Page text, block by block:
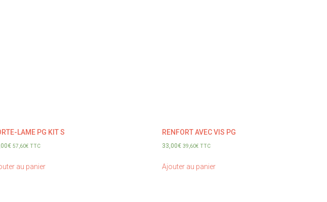
LAME PG KIT S
€ 57,60€ TTC
au panier
RENFORT AVEC VIS PG
33,00€ 39,60€ TTC
Ajouter au panier